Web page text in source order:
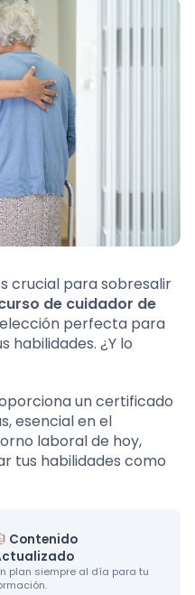
crucial para sobresalir
de cuidador de
perfecta para
habilidades. ¿Y lo
un certificado
esencial en el
laboral de hoy,
tus habilidades como
Contenido
plan siempre al día para tu